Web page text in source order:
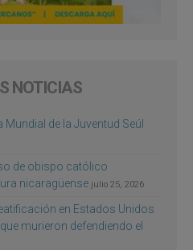
NOTICIAS
de la Juventud Seúl
de obispo católico
nicaragüense julio 25, 2026
en Estados Unidos
murieron defendiendo el